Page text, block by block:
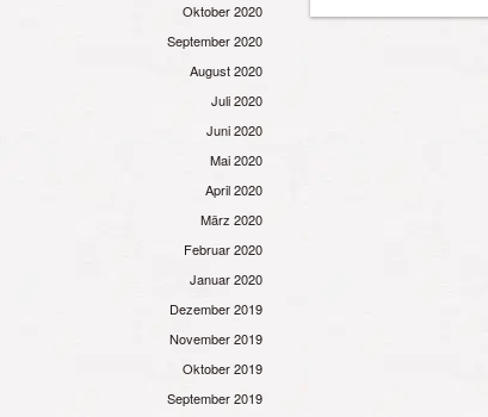
Oktober 2020
September 2020
August 2020
Juli 2020
Juni 2020
Mai 2020
April 2020
März 2020
Februar 2020
Januar 2020
Dezember 2019
November 2019
Oktober 2019
September 2019